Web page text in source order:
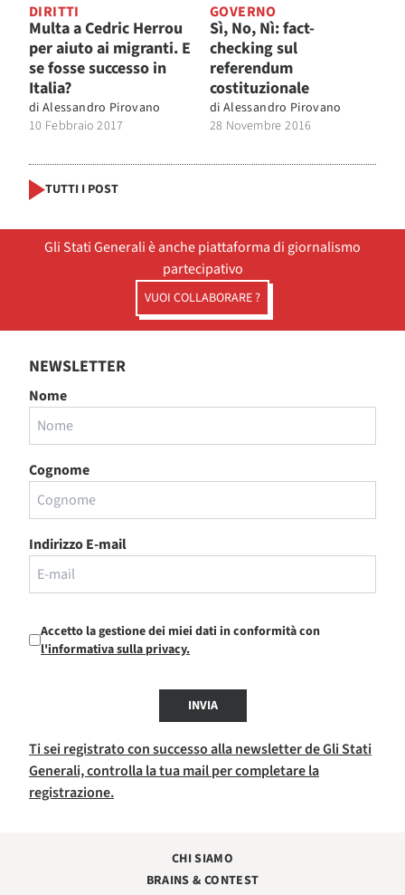
DIRITTI
Multa a Cedric Herrou
per aiuto ai migranti. E
se fosse successo in
Italia?
di Alessandro Pirovano
10 Febbraio 2017
GOVERNO
Sì, No, Nì: fact-
checking sul
referendum
costituzionale
di Alessandro Pirovano
28 Novembre 2016
TUTTI I POST
Gli Stati Generali è anche piattaforma di giornalismo
partecipativo
VUOI COLLABORARE ?
NEWSLETTER
Nome
Cognome
Indirizzo E-mail
Accetto la gestione dei miei dati in conformità con
l'informativa sulla privacy.
INVIA
Ti sei registrato con successo alla newsletter de Gli Stati
Generali, controlla la tua mail per completare la
registrazione.
CHI SIAMO
BRAINS & CONTEST